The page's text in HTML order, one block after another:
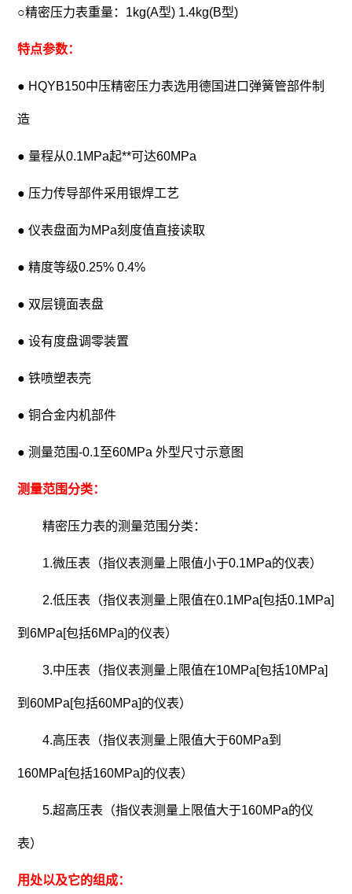
○精密压力表重量：1kg(A型) 1.4kg(B型)
特点参数：
● HQYB150中压精密压力表选用德国进口弹簧管部件制
造
● 量程从0.1MPa起**可达60MPa
● 压力传导部件采用银焊工艺
● 仪表盘面为MPa刻度值直接读取
● 精度等级0.25% 0.4%
● 双层镜面表盘
● 设有度盘调零装置
● 铁喷塑表壳
● 铜合金内机部件
● 测量范围-0.1至60MPa 外型尺寸示意图
测量范围分类：
精密压力表的测量范围分类：
1.微压表（指仪表测量上限值小于0.1MPa的仪表）
2.低压表（指仪表测量上限值在0.1MPa[包括0.1MPa]
到6MPa[包括6MPa]的仪表）
3.中压表（指仪表测量上限值在10MPa[包括10MPa]
到60MPa[包括60MPa]的仪表）
4.高压表（指仪表测量上限值大于60MPa到
160MPa[包括160MPa]的仪表）
5.超高压表（指仪表测量上限值大于160MPa的仪
表）
用处以及它的组成：